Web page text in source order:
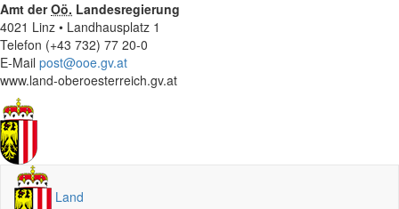
Amt derOö. Landesregierung
4021 Linz • Landhausplatz 1
Telefon (+43 732) 77 20-0
E-Mail post@ooe.gv.at
www.land-oberoesterreich.gv.at
Land